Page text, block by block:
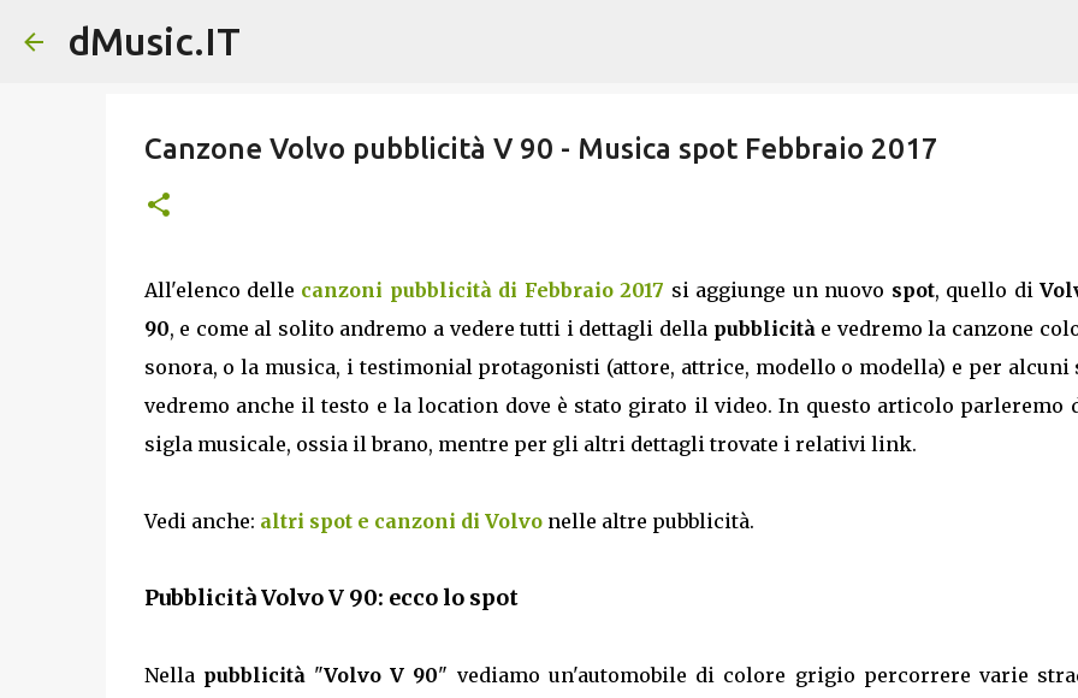
dMusic.IT
Canzone Volvo pubblicità V 90 - Musica spot Febbraio 2017
All'elenco delle canzoni pubblicità di Febbraio 2017 si aggiunge un nuovo spot, quello di
90, e come al solito andremo a vedere tutti i dettagli della pubblicitàe vedremo la canzone
sonora, o la musica, i testimonial protagonisti (attore, attrice, modello o modella) e per alcuni
vedremo anche il testo e la location dove è stato girato il video. In questo articolo parleremo
sigla musicale, ossia il brano, mentre per gli altri dettagli trovate i relativi link.
Vedi anche: altri spot e canzoni di Volvonelle altre pubblicità.
Pubblicità Volvo V 90: ecco lo spot
Nella pubblicità"Volvo V 90" vediamo un'automobile di colore grigio percorrere varie